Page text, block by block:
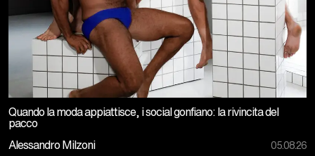
Quando la moda appiattisce, i social gonfiano: la rivincita del
pacco
Alessandro Milzoni
05.08.26